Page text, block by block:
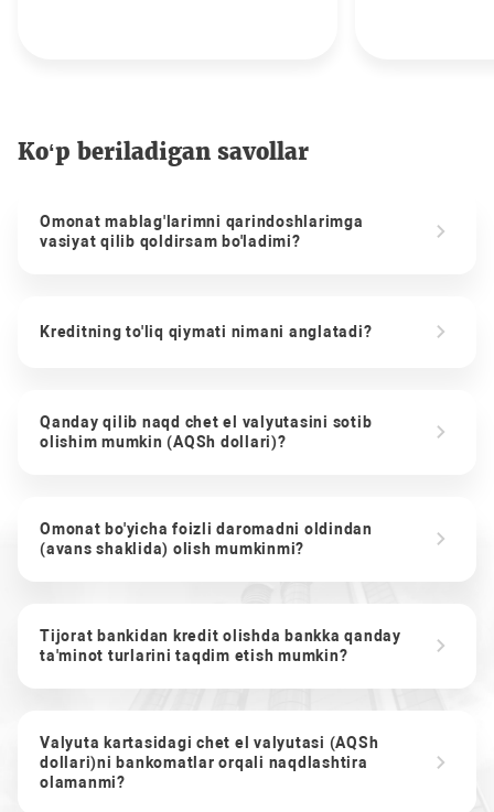
Ko‘p beriladigan savollar
Omonat mablag'larimni qarindoshlarimga
vasiyat qilib qoldirsam bo'ladimi?
Kreditning to'liq qiymati nimani anglatadi?
Qanday qilib naqd chet el valyutasini sotib
olishim mumkin (AQSh dollari)?
Omonat bo'yicha foizli daromadni oldindan
(avans shaklida) olish mumkinmi?
Tijorat bankidan kredit olishda bankka qanday
ta'minot turlarini taqdim etish mumkin?
Valyuta kartasidagi chet el valyutasi (AQSh
dollari)ni bankomatlar orqali naqdlashtira
olamanmi?